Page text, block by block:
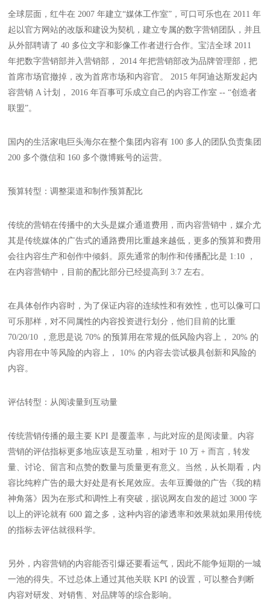
全球层面，红牛在 2007 年建立“媒体工作室”，可口可乐也在 2011 年
起以官方网站的改版和建设为契机，建立专属的数字营销团队，并且
从外部聘请了 40 多位文字和影像工作者进行合作。宝洁全球 2011
年把数字营销部并入营销部， 2014 年把营销部改为品牌管理部，把
首席市场官撤掉，改为首席市场和内容官。 2015 年阿迪达斯发起内
容营销 A 计划， 2016 年百事可乐成立自己的内容工作室 -- “创造者
联盟”。
国内的生活家电巨头海尔在整个集团内容有 100 多人的团队负责集团
200 多个微信和 160 多个微博账号的运营。
预算转型：调整渠道和制作预算配比
传统的营销在传播中的大头是媒介通道费用，而内容营销中，媒介尤
其是传统媒体的广告式的通路费用比重越来越低，更多的预算和费用
会往内容生产和创作中倾斜。原先通常的制作和传播配比是 1:10 ，
在内容营销中，目前的配比部分已经提高到 3:7 左右。
在具体创作内容时，为了保证内容的连续性和有效性，也可以像可口
可乐那样，对不同属性的内容投资进行划分，他们目前的比重
70/20/10 ，意思是说 70% 的预算用在常规的低风险内容上， 20% 的
内容用在中等风险的内容上， 10% 的内容去尝试极具创新和风险的
内容。
评估转型：从阅读量到互动量
传统营销传播的最主要 KPI 是覆盖率，与此对应的是阅读量。内容
营销的评估指标更多地应该是互动量，相对于 10 万 + 而言，转发
量、讨论、留言和点赞的数量与质量更有意义。当然，从长期看，内
容比纯粹广告的最大好处是有长尾效应。去年豆瓣做的广告《我的精
神角落》因为在形式和调性上有突破，据说网友自发的超过 3000 字
以上的评论就有 600 篇之多，这种内容的渗透率和效果就如果用传统
的指标去评估就很科学。
另外，内容营销的内容能否引爆还要看运气，因此不能争短期的一城
一池的得失。不过总体上通过其他关联 KPI 的设置，可以整合判断
内容对研发、对销售、对品牌等的综合影响。